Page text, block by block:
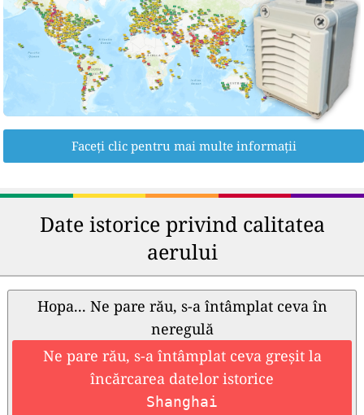
Faceți clic pentru mai multe informații
Date istorice privind calitatea
aerului
Hopa... Ne pare rău, s-a întâmplat ceva în
neregulă
Ne pare rău, s-a întâmplat ceva greșit la
încărcarea datelor istorice
Shanghai